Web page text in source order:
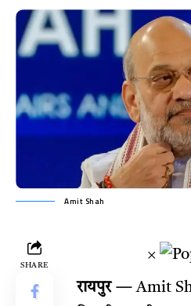
Amit Shah
SHARE
×
रायपुर —Amit